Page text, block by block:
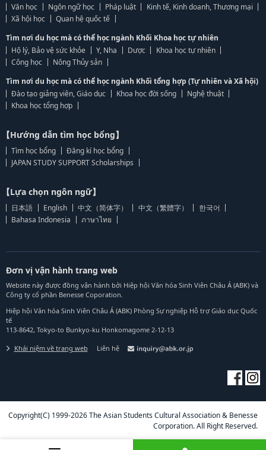
Văn học
Ngôn ngữ học Pháp luật
Kinh tế, Kinh doanh, Thương mại
Xã hội học
Quan hệ quốc tế
Tìm nơi du học mà có thể học ngành Khối Khoa học tự nhiên
Hộ lý, Bảo vệ sức khỏe
Y, Nha Dược
Khoa học tự nhiên
Công học
Nông Thủy sản
Tìm nơi du học mà có thể học ngành Khối tổng hợp (Tự nhiên và Xã hội)
Đào tạo giảng viên, Giáo dục
Khoa học đời sống
Nghệ thuật
Khoa học tổng hợp
【Hướng dẫn tìm học bổng】
Tìm học bổng
Đăng kí học bổng
JAPAN STUDY SUPPORT Scholarships
【Lựa chọn ngôn ngữ】
日本語 English 中文（简体字） 中文（繁體字）
한국어
Bahasa Indonesia
ภาษาไทย
Đơn vị vận hành trang web
Website này được đồng vận hành bởi Hiệp hội Văn hóa Sinh Viên Châu Á (ABK) và
Công ty cổ phần Benesse Coporation.
Hiệp hội Văn hóa Sinh Viên Châu Á (ABK) Phòng Sự nghiệp Hỗ trợ Giáo dục Quốc
tế
113-8642, Tokyo-to Bunkyo-ku Honkomagome 2-12-13
Khái niệm về trang web Liên hệ
Copyright(C) 1999-2026 The Asian Students Cultural Association & Benesse
Corporation. All Right Reserved.